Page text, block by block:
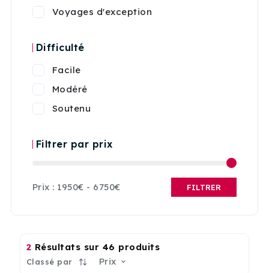
Voyages d'exception
Difficulté
Facile
Modéré
Soutenu
Filtrer par prix
Prix : 1950€ - 6750€ FILTRER
2 Résultats sur 46 produits
Classé par Prix